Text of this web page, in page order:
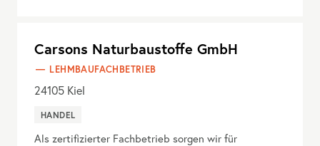
Carsons Naturbaustoffe GmbH
LEHMBAUFACHBETRIEB
24105 Kiel
HANDEL
Als zertifizierter Fachbetrieb sorgen wir für